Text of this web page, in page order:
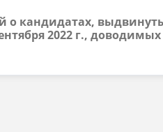
о кандидатах,
2022 г.,